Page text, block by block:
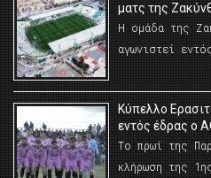
ματς της
Η ομάδα της
αγωνιστεί
Κύπελλο
εντός έδρας ο
Το πρωί της
κλήρωση της